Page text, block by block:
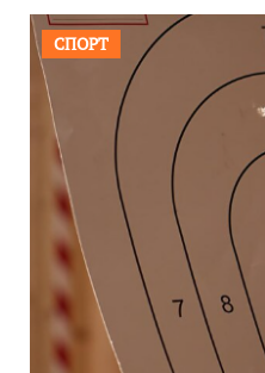
СПОРТ